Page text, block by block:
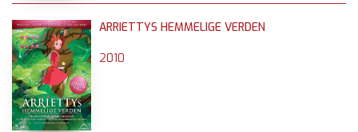
ARRIETTYS HEMMELIGE VERDEN
2010